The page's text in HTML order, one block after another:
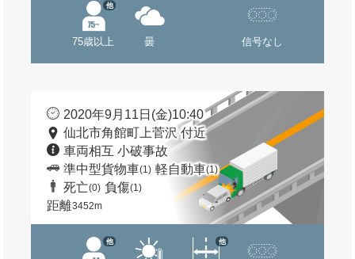
75歳以上
他
曇 信号なし
2020年9月11日(金)10:40
仙北市角館町上菅沢 付近
車両相互 小破事故
準中型貨物車(1) 軽自動車(1)
死亡(0) 負傷(1)
距離3452m
他 他